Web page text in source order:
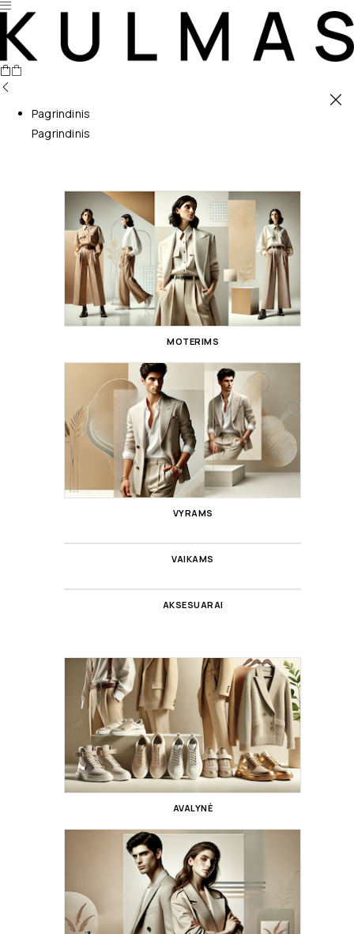
Pagrindinis
Pagrindinis
MOTERIMS
VYRAMS
VAIKAMS
AKSESUARAI
AVALYNĖ